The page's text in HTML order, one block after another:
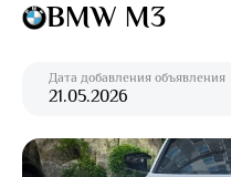
BMW M3
Дата добавления объявления
21.05.2026